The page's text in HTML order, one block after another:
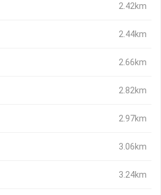
2.42km
2.44km
2.66km
2.82km
2.97km
3.06km
3.24km